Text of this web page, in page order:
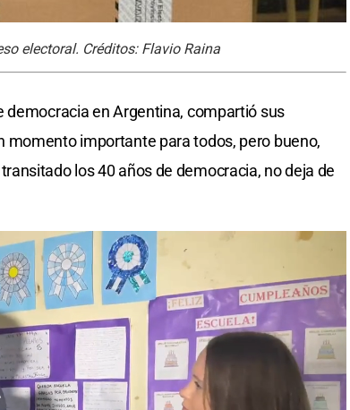
electoral. Créditos: Flavio Raina
democracia en Argentina, compartió sus
momento importante para todos, pero bueno,
los 40 años de democracia, no deja de